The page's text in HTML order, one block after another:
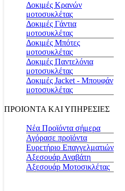
Δοκιμές Κρανών
μοτοσυκλέτας
Δοκιμές Γάντια
μοτοσυκλέτας
Δοκιμές Μπότες
μοτοσυκλέτας
Δοκιμές Παντελόνια
μοτοσυκλέτας
Δοκιμές Jacket - Μπουφάν
μοτοσυκλέτας
ΠΡΟΙΟΝΤΑ ΚΑΙ ΥΠΗΡΕΣΙΕΣ
Νέα Προϊόντα σήμερα
Αγόρασε προϊόντα
Ευρετήριο Επαγγελματιών
Αξεσουάρ Αναβάτη
Αξεσουάρ Μοτοσικλέτας